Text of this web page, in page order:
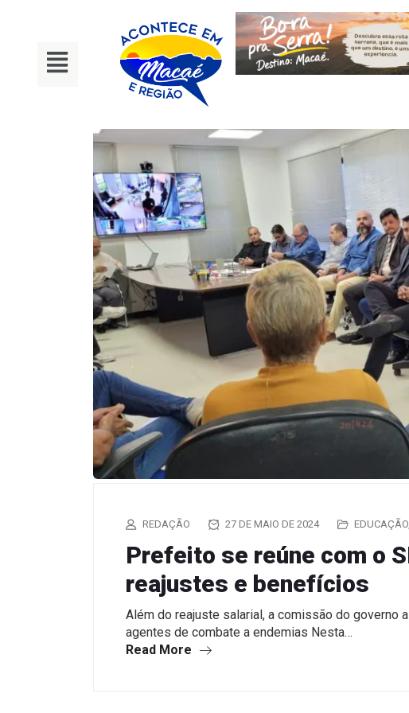
REDAÇÃO 27 DE MAIO DE 2024 EDUCAÇÃO
Prefeito se reúne com o
reajustes e benefícios
Além do reajuste salarial, a comissão do governo
agentes de combate a endemias Nesta…
Read More